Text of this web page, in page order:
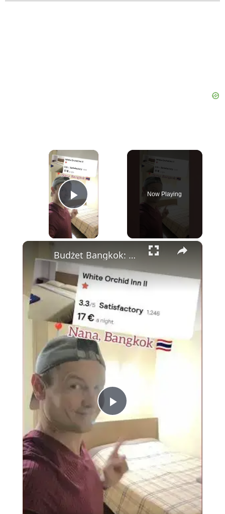
×
Play Video
Now Playing
×
Play
Video
Budżet Bangkok: White Orchid Inn—Tanie, Czyste i Idealnie Położone Obok Nana Plaza 💰🏨